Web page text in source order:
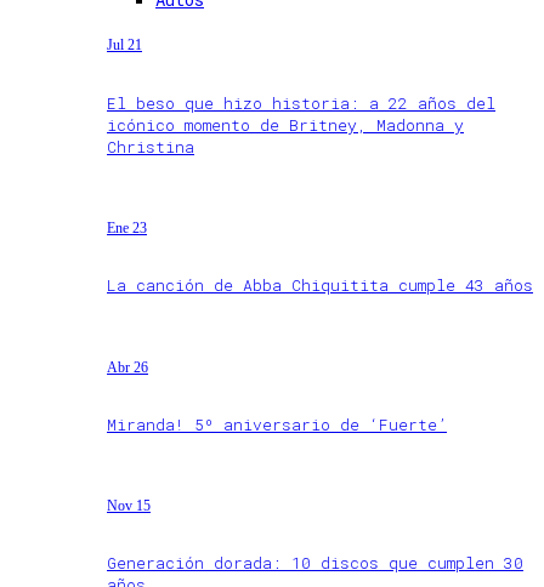
Jul 21
El beso que hizo historia: a 22 años del
icónico momento de Britney, Madonna y
Christina
Ene 23
La canción de Abba Chiquitita cumple 43 años
Abr 26
Miranda! 5º aniversario de ‘Fuerte’
Nov 15
Generación dorada: 10 discos que cumplen 30